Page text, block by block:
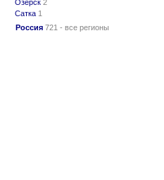
Озерск 2
Сатка 1
Россия 721 - все регионы